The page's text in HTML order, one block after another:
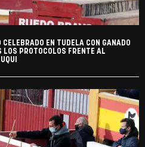
EN TUDELA CON GANADO
LOS PROTOCOLOS FRENTE AL